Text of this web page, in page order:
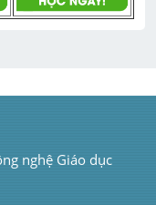
nghệ Giáo dục